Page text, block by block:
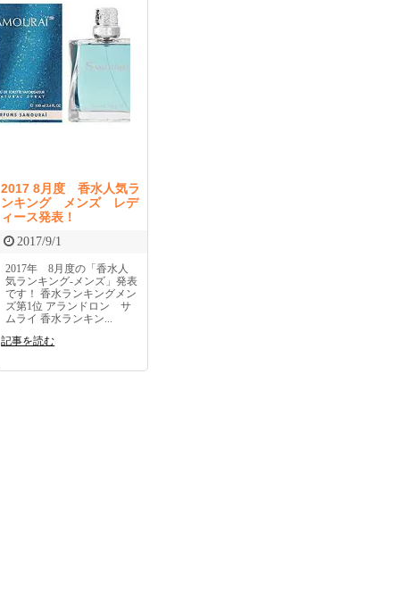
2017 8月度 香水人気ラ
ンキング メンズ レデ
ィース発表！
2017/9/1
2017年 8月度の「香水人
気ランキング-メンズ」発表
です！ 香水ランキングメン
ズ第1位 アランドロン サ
ムライ 香水ランキン...
記事を読む